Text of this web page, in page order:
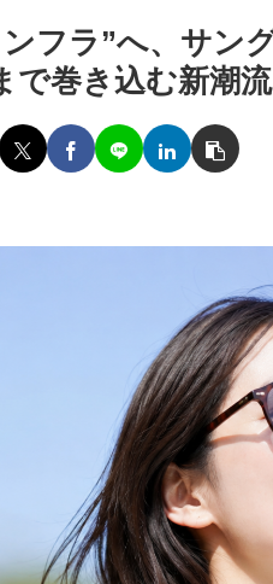
フラ”へ、サン
で巻き込む新潮流